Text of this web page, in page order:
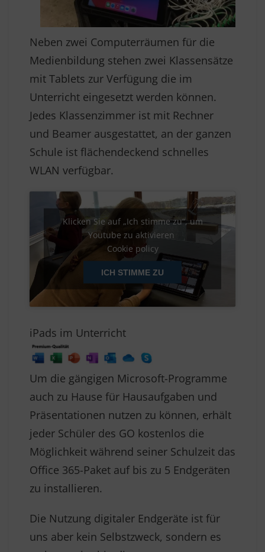
Neben zwei Computerräumen für die
Medienbildung stehen zwei Klassensätze
mit Tablets zur Verfügung die im
Unterricht eingesetzt werden können.
Jedes Klassenzimmer ist mit Rechner
und Beamer ausgestattet, an der ganzen
Schule ist flächendeckend schnelles
WLAN verfügbar.
Klicken Sie auf „Ich stimme zu“, um
Youtube zu aktivieren
Cookie policy
ICH STIMME ZU
iPads im Unterricht
Um die gängigen Microsoft-Programme
auch zu Hause für Hausaufgaben und
Präsentationen nutzen zu können, erhält
jeder Schüler des GO kostenlos die
Möglichkeit während seiner Schulzeit das
Office 365-Paket auf bis zu 5 Endgeräten
zu installieren.
Die Nutzung digitaler Endgeräte ist für
uns aber kein Selbstzweck, sondern es